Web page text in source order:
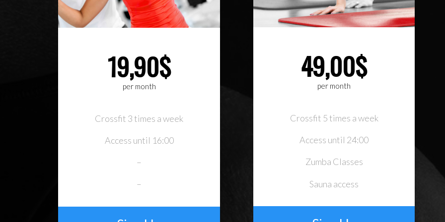
19,90$
per month
Crossfit 3 times a week
Access until 16:00
–
–
49,00$
per month
Crossfit 5 times a week
Access until 24:00
Zumba Classes
Sauna access